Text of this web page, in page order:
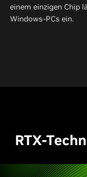
einem einzigen Chip
Windows-PCs ein.
RTX-